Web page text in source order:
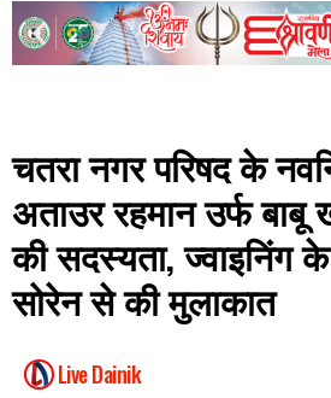
चतरा नगर परिषद के
अताउर रहमान उर्फ बाबू
की सदस्यता, ज्वाइनिंग
सोरेन से की मुलाकात
Live Dainik